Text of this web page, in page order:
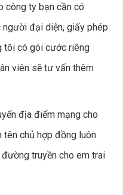
công ty bạn cần có
đại diện, giấy phép
tôi có gói cước riêng
viên sẽ tư vấn thêm
địa điểm mạng cho
tên chủ hợp đồng luôn
truyền cho em trai